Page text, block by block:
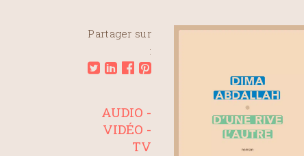
Partager sur
:
AUDIO -
VIDÉO -
TV